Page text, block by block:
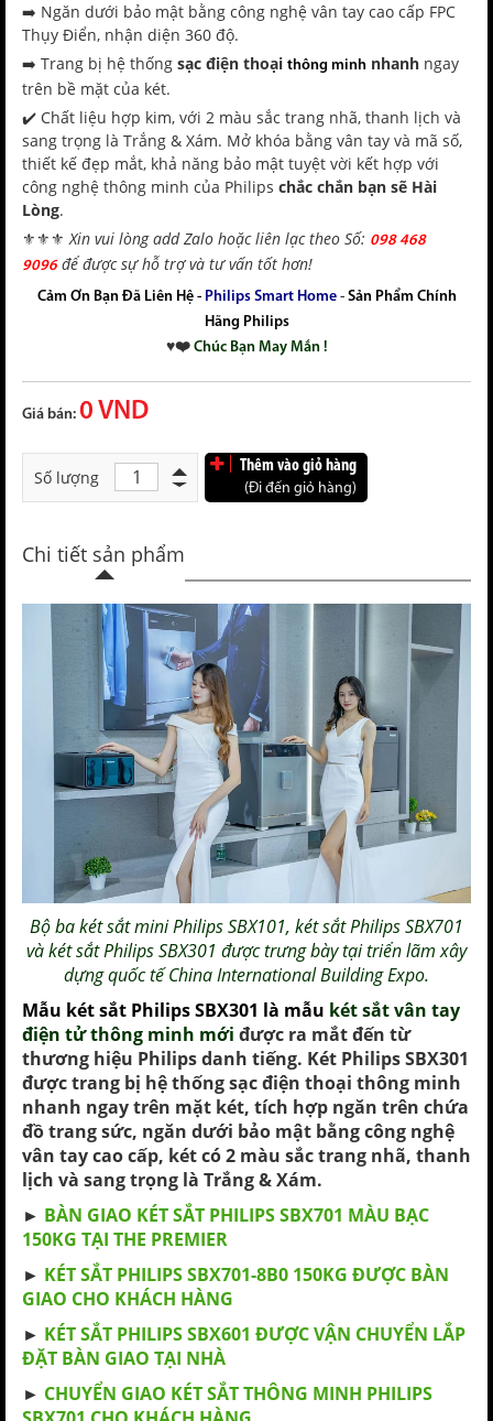
➡️ Ngăn dưới bảo mật bằng công nghệ vân tay cao cấp FPC
Thụy Điển, nhận diện 360 độ.
➡️ Trang bị hệ thống sạc điện thoại thông minh nhanh ngay
trên bề mặt của két.
✔️ Chất liệu hợp kim, với 2 màu sắc trang nhã, thanh lịch và
sang trọng là Trắng & Xám. Mở khóa bằng vân tay và mã số,
thiết kế đẹp mắt, khả năng bảo mật tuyệt vời kết hợp với
công nghệ thông minh của Philips chắc chắn bạn sẽ Hài
Lòng.
⚜️⚜️⚜️Xin vui lòng add Zalo hoặc liên lạc theo Số: 098 468
9096để được sự hỗ trợ và tư vấn tốt hơn!
Cảm Ơn Bạn Đã Liên Hệ - Philips Smart Home- Sản Phẩm Chính
Hãng Philips
♥️❤️ Chúc Bạn May Mắn !
Giá bán: 0 VND
Số lượng
Thêm vào giỏ hàng
(Đi đến giỏ hàng)
Chi tiết sản phẩm
Bộ bakét sắt mini Philips SBX101, két sắt Philips SBX701
vàkét sắt Philips SBX301 được trưng bày tại triển lãm xây
dựng quốc tế China International Building Expo.
Mẫu két sắt PhilipsSBX301 là mẫu két sắt vân tay
điện tử thông minh mới được ra mắt đến từ
thương hiệu Philips danh tiếng. Két PhilipsSBX301
được trang bị hệ thống sạc điện thoại thông minh
nhanh ngay trên mặt két, tích hợp ngăn trên chứa
đồ trang sức, ngăn dưới bảo mật bằng công nghệ
vân tay cao cấp, két có 2 màu sắc trang nhã, thanh
lịch và sang trọng là Trắng & Xám.
► BÀN GIAO KÉT SẮT PHILIPS SBX701 MÀU BẠC
150KG TẠI THE PREMIER
► KÉT SẮT PHILIPS SBX701-8B0 150KG ĐƯỢC BÀN
GIAO CHO KHÁCH HÀNG
► KÉT SẮT PHILIPS SBX601 ĐƯỢC VẬN CHUYỂN LẮP
ĐẶT BÀN GIAO TẠI NHÀ
► CHUYỂN GIAO KÉT SẮT THÔNG MINH PHILIPS